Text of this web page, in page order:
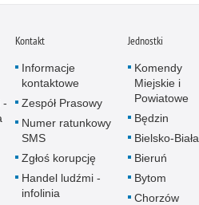
-
Kontakt
Informacje
kontaktowe
Zespół Prasowy
Numer ratunkowy
SMS
Zgłoś korupcję
Handel ludźmi -
infolinia
Jednostki
Komendy
Miejskie i
Powiatowe
Będzin
Bielsko-Biała
Bieruń
Bytom
Chorzów